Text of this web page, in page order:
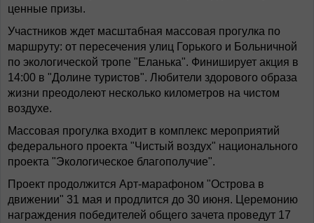
ценные призы.
Участников ждет масштабная массовая прогулка по
маршруту: от пересечения улиц Горького и Больничной
по экологической тропе "Еланька". Финиширует акция в
14:00 в "Долине туристов". Любители здорового образа
жизни преодолеют несколько километров на чистом
воздухе.
Массовая прогулка входит в комплекс мероприятий
федерального проекта "Чистый воздух" национального
проекта "Экологическое благополучие".
Проект продолжится Арт-марафоном "Острова в
движении" 31 мая и продлится до 30 июня. Церемонию
награждения победителей общего зачета проведут 17